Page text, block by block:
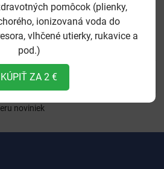
naše novinky:
noviniek
pomôcok (plienky,
ionizovaná voda do
vlhčené utierky, rukavice a
pod.)
KÚPIŤ ZA 2 €